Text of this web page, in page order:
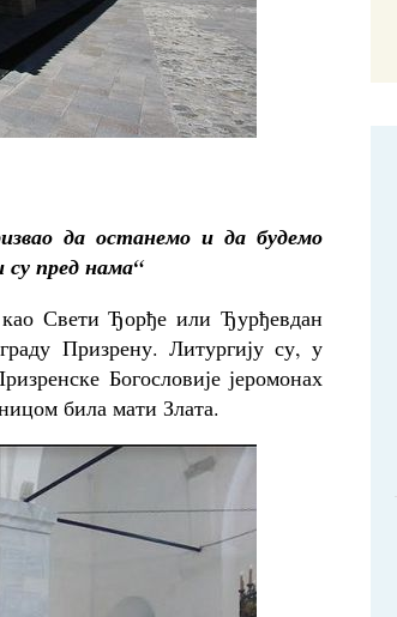
да останемо и да будемо
су пред нама“
као Свети Ђорђе или Ђурђевдан
Призрену. Литургију су, у
Богословије јеромонах
била мати Злата.